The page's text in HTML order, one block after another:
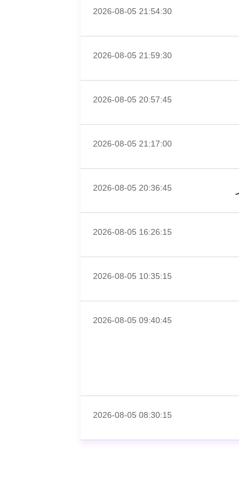
2026-08-05 21:54:30
2026-08-05 21:59:30
2026-08-05 20:57:45
2026-08-05 21:17:00
2026-08-05 20:36:45
2026-08-05 16:26:15
2026-08-05 10:35:15
2026-08-05 09:40:45
2026-08-05 08:30:15